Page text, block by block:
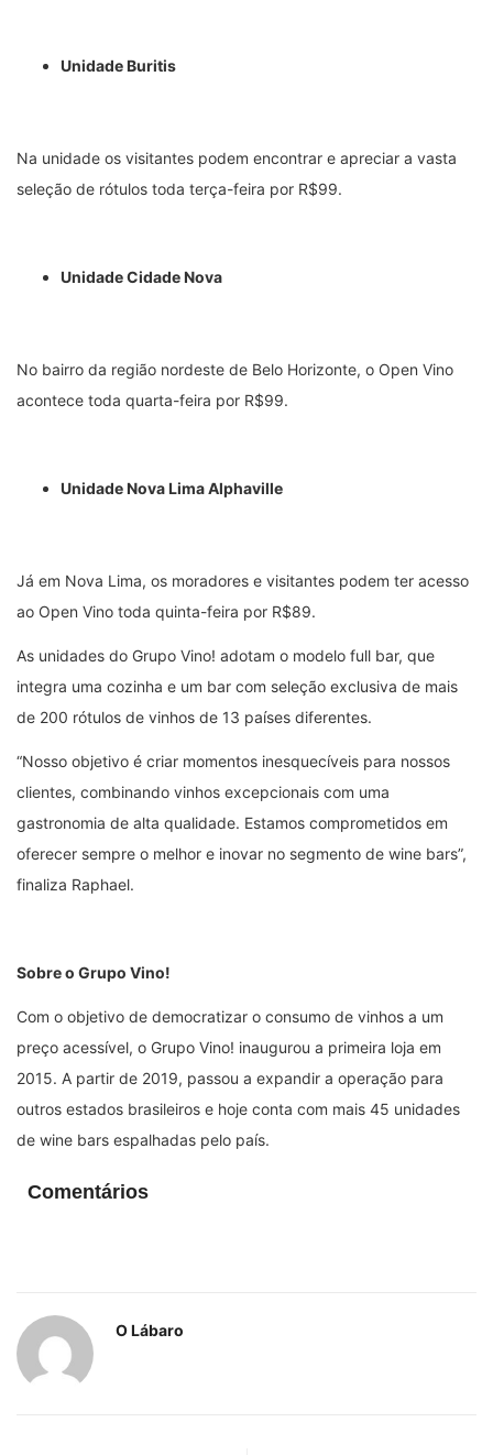
Unidade Buritis
Na unidade os visitantes podem encontrar e apreciar a vasta
seleção de rótulos toda terça-feira por R$99.
Unidade Cidade Nova
No bairro da região nordeste de Belo Horizonte, o Open Vino
acontece toda quarta-feira por R$99.
Unidade Nova Lima Alphaville
Já em Nova Lima, os moradores e visitantes podem ter acesso
ao Open Vino toda quinta-feira por R$89.
As unidades do Grupo Vino! adotam o modelo full bar, que
integra uma cozinha e um bar com seleção exclusiva de mais
de 200 rótulos de vinhos de 13 países diferentes.
“Nosso objetivo é criar momentos inesquecíveis para nossos
clientes, combinando vinhos excepcionais com uma
gastronomia de alta qualidade. Estamos comprometidos em
oferecer sempre o melhor e inovar no segmento de wine bars”,
finaliza Raphael.
Sobre o Grupo Vino!
Com o objetivo de democratizar o consumo de vinhos a um
preço acessível, o Grupo Vino! inaugurou a primeira loja em
2015. A partir de 2019, passou a expandir a operação para
outros estados brasileiros e hoje conta com mais 45 unidades
de wine bars espalhadas pelo país.
Comentários
O Lábaro